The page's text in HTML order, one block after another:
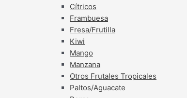
Cítricos
Frambuesa
Fresa/Frutilla
Kiwi
Mango
Manzana
Otros Frutales Tropicales
Paltos/Aguacate